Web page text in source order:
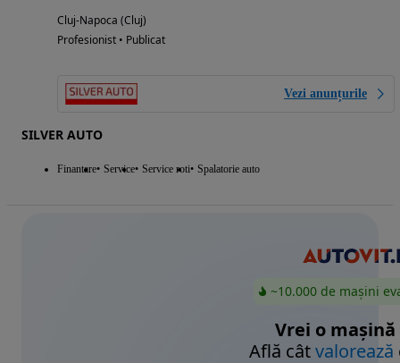
Cluj-Napoca (Cluj)
Profesionist • Publicat
Vezi anunțurile
SILVER AUTO
Finantare Service Service roti Spalatorie auto
~10.000 de mașini
Vrei o mașină
Află câtvalorează